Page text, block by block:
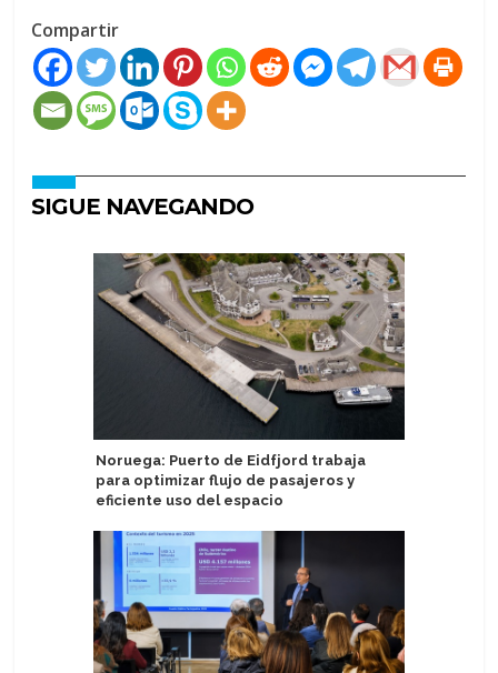
Compartir
SIGUE NAVEGANDO
Noruega: Puerto de Eidfjord trabaja
para optimizar flujo de pasajeros y
eficiente uso del espacio